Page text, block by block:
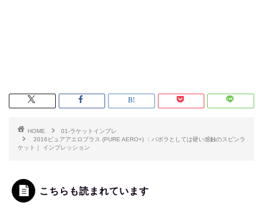
HOME
01-ラケットインプレ
2016ピュアアエロプラス (PURE AERO+) ：バボラとしては硬い感触のスピンラ
ケット｜ インプレッション
こちらも読まれています